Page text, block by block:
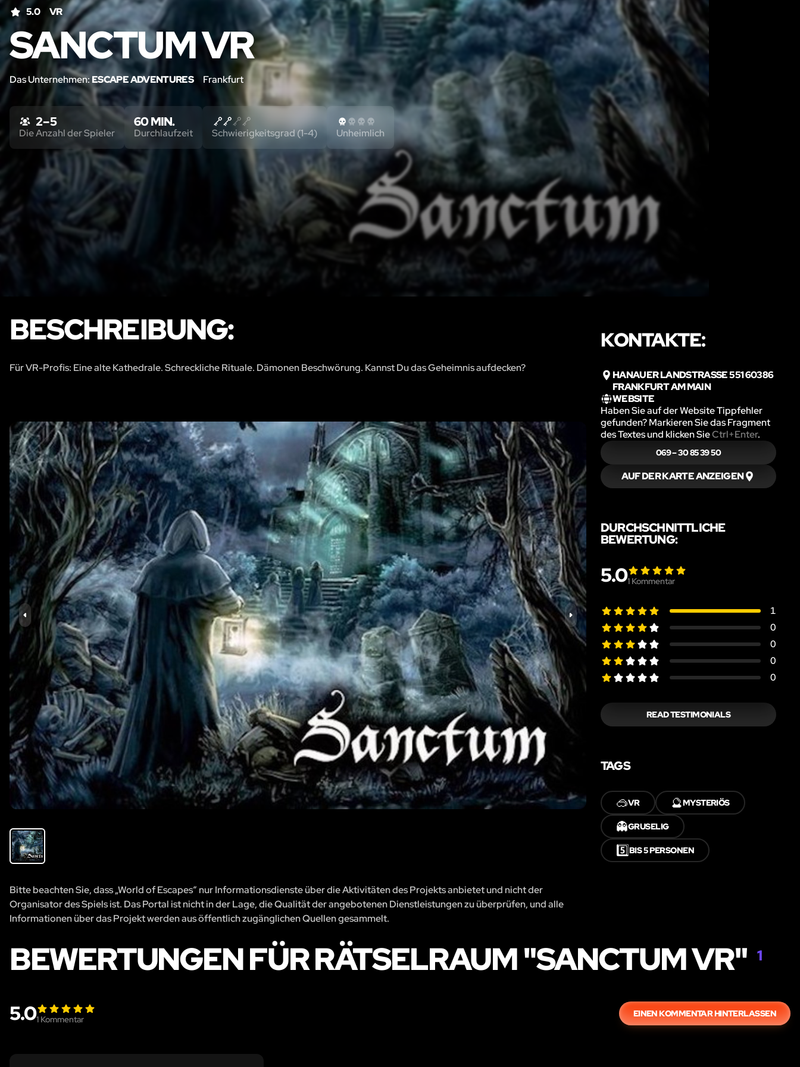
5.0 VR
SANCTUM VR
Das Unternehmen: ESCAPE ADVENTURES Frankfurt
2 – 5
Die Anzahl der Spieler
60 MIN.
Durchlaufzeit Schwierigkeitsgrad (1-4) Unheimlich
BESCHREIBUNG:
Für VR-Profis: Eine alte Kathedrale. Schreckliche Rituale. Dämonen Beschwörung. Kannst Du das Geheimnis aufdecken?
Bitte beachten Sie, dass „World of Escapes“ nur Informationsdienste über die Aktivitäten des Projekts anbietet und nicht der
Organisator des Spiels ist. Das Portal ist nicht in der Lage, die Qualität der angebotenen Dienstleistungen zu überprüfen, und alle
Informationen über das Projekt werden aus öffentlich zugänglichen Quellen gesammelt.
KONTAKTE:
HANAUER LANDSTRASSE 551 60386 F
RANKFURT AM MAIN
WEBSITE
Haben Sie auf der Website Tippfehler
gefunden? Markieren Sie das Fragment
des Textes und klicken SieCtrl+Enter.
069 – 30 85 39 50
AUF DER KARTE ANZEIGEN
DURCHSCHNITTLICHE
BEWERTUNG:
5.01 Kommentar
1
0
0
0
0
READ TESTIMONIALS
TAGS
🥽VR 🔮MYSTERIÖS
👻GRUSELIG
5️⃣BIS 5 PERSONEN
BEWERTUNGEN FÜR RÄTSELRAUM "SANCTUM VR" 1
5.01 Kommentar
EINEN KOMMENTAR HINTERLASSEN